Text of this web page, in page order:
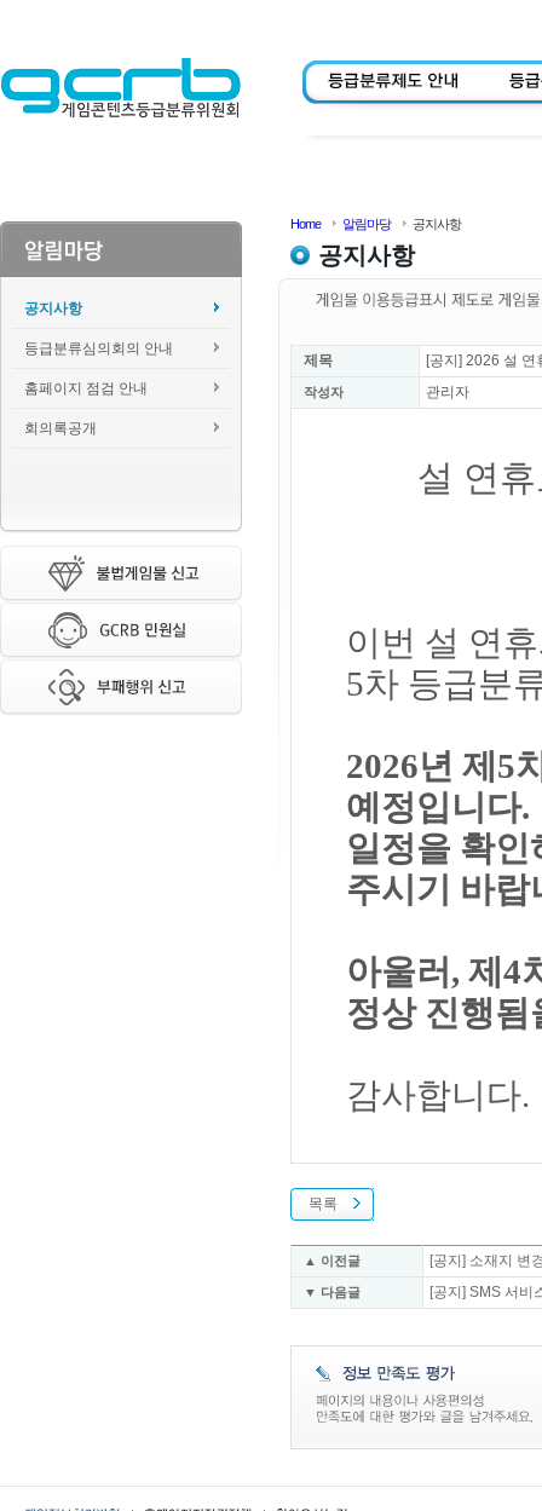
공지사항
등급분류심의회의 안내
홈페이지 점검 안내
회의록공개
Home 알림마당 공지사항
공지사항
제목 [공지] 2026 설
작성자 관리자
설 연
이번 설 연
5차 등급분
2026년 제5
예정입니다.
일정을 확
주시기 바랍
아울러, 제4
정상 진행
감사합니다.
목록
▲ 이전글 [공지] 소재지 변
▼ 다음글 [공지] SMS 서비